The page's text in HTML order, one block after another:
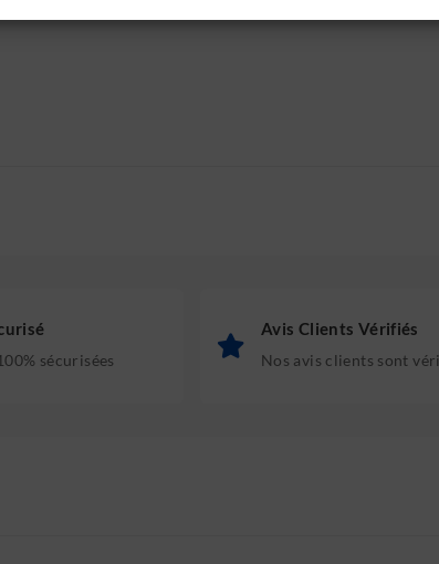
sécurisées
Avis Clients Vérifiés
Nos avis clients sont